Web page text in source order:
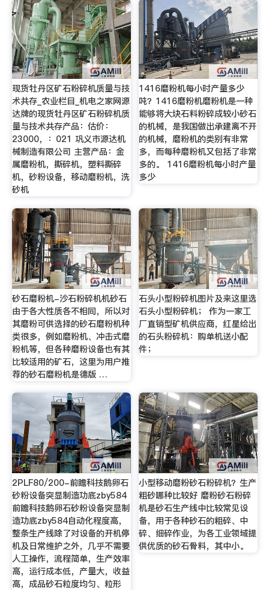
现货牡丹区矿石粉碎机质量与技
术共存_农业栏目_机电之家网源
达牌的现货牡丹区矿石粉碎机质
量与技术共存产品：估价：
23000，：021 巩义市源达机
械制造有限公司 主营产品：金
属磨粉机，撕碎机，塑料撕碎
机，砂粉设备，移动磨粉机，洗
砂机
1416磨粉机每小时产量多少
吨？1416磨粉机磨粉机是一种
能够将大块石料粉碎成较小砂石
的机械，是我国做出承建离不开
的机械，磨粉机的类别有非常
多，而每种磨粉机又包括了非常
多的。 1416磨粉机每小时产量
多少
砂石磨粉机-沙石粉碎机机砂石
由于各大性质各不相同，所以对
其磨粉可供选择的砂石磨粉机种
类很多，例如磨粉机、冲击式磨
粉机等，但各种磨粉设备也有其
比较适用的矿石，这里为用户推
荐的砂石磨粉机是德版 …
石头小型粉碎机图片及来这里选
石头小型粉碎机； 作为一家工
厂直销型矿机供应商，红星给出
的石头粉碎机：购单机送小配
件；
2PLF80/200-前瞻科技鹅卵石
砂粉设备突显制造功底zby584
前瞻科技鹅卵石砂粉设备突显制
造功底zby584自动化程度高，
整条生产线除了对设备的开机停
机及日常维护之外，几乎不需要
人工操作，流程简单，生产效率
高，运行成本低，产量大，收益
高，成品砂石粒度均匀、粒形
小型移动磨粉砂石粉碎机？生产
粗砂哪种比较好 磨粉砂石粉碎
机是砂石生产线中比较常见设
备，用于各种砂石的粗碎、中
碎、细碎作业，为各工业领域提
供优质的砂石骨料，其中小。